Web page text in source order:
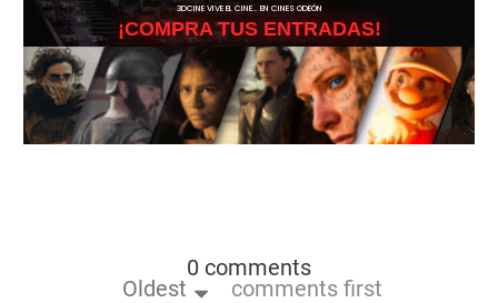
3DCINE VIVE EL CINE… EN CINES ODEÓN
¡COMPRA TUS ENTRADAS!
0 comments
Oldest comments first